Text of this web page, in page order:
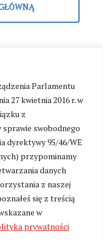
Parlamentu
27 kwietnia 2016 r. w
z
swobodnego
dyrektywy 95/46/WE
przypominamy
danych
z naszej
się z treścią
w
prywatności